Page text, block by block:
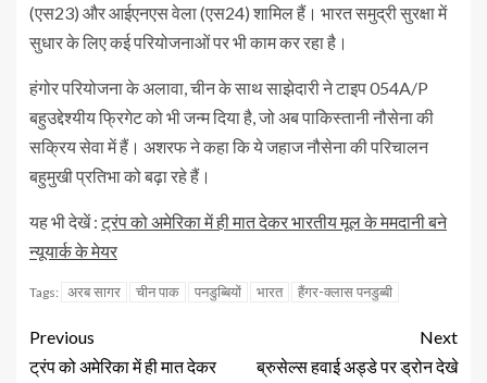
(एस23) और आईएनएस वेला (एस24) शामिल हैं। भारत समुद्री सुरक्षा में
सुधार के लिए कई परियोजनाओं पर भी काम कर रहा है।
हंगोर परियोजना के अलावा, चीन के साथ साझेदारी ने टाइप 054A/P
बहुउद्देश्यीय फ्रिगेट को भी जन्म दिया है, जो अब पाकिस्तानी नौसेना की
सक्रिय सेवा में हैं। अशरफ ने कहा कि ये जहाज नौसेना की परिचालन
बहुमुखी प्रतिभा को बढ़ा रहे हैं।
यह भी देखें :ट्रंप को अमेरिका में ही मात देकर भारतीय मूल के ममदानी बने
न्यूयार्क के मेयर
Tags: अरब सागर चीन पाक पनडुब्बियों भारत हैंगर-क्लास पनडुब्बी
Previous
ट्रंप को अमेरिका में ही मात देकर
Next
ब्रुसेल्स हवाई अड्डे पर ड्रोन देखे